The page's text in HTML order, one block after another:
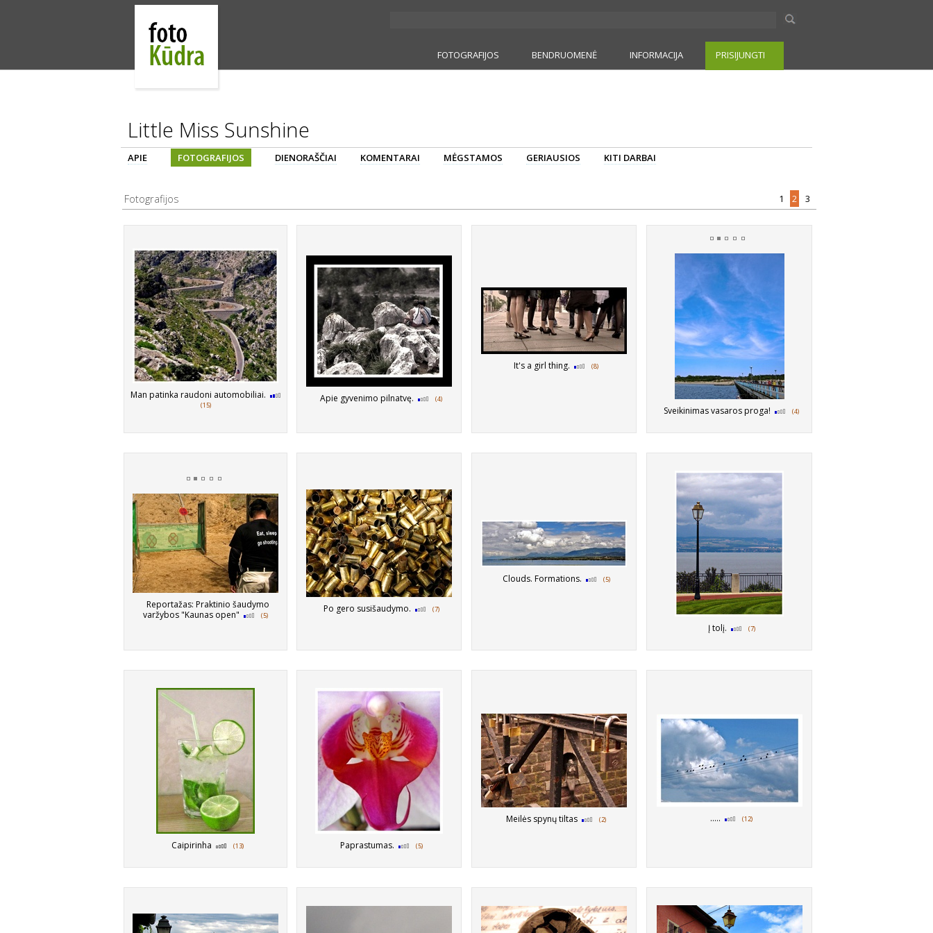
FOTOGRAFIJOS BENDRUOMENĖ INFORMACIJA PRISIJUNGTI
Little Miss Sunshine
APIE FOTOGRAFIJOS DIENORAŠČIAI KOMENTARAI MĖGSTAMOS GERIAUSIOS KITI DARBAI
Fotografijos 1 2 3
Man patinka raudoni automobiliai.
(15)
Apie gyvenimo pilnatvę. (4)
It's a girl thing. (8)
Sveikinimas vasaros proga! (4)
Reportažas: Praktinio šaudymo
varžybos "Kaunas open"
(5)
Po gero susišaudymo. (7)
Clouds. Formations. (5)
Į tolį. (7)
Caipirinha (13) Paprastumas. (5)
Meilės spynų tiltas (2) ..... (12)